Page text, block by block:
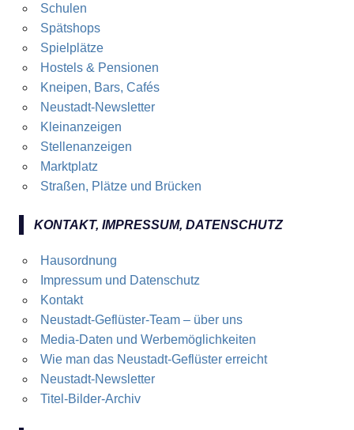
Schulen
Spätshops
Spielplätze
Hostels & Pensionen
Kneipen, Bars, Cafés
Neustadt-Newsletter
Kleinanzeigen
Stellenanzeigen
Marktplatz
Straßen, Plätze und Brücken
KONTAKT, IMPRESSUM, DATENSCHUTZ
Hausordnung
Impressum und Datenschutz
Kontakt
Neustadt-Geflüster-Team – über uns
Media-Daten und Werbemöglichkeiten
Wie man das Neustadt-Geflüster erreicht
Neustadt-Newsletter
Titel-Bilder-Archiv